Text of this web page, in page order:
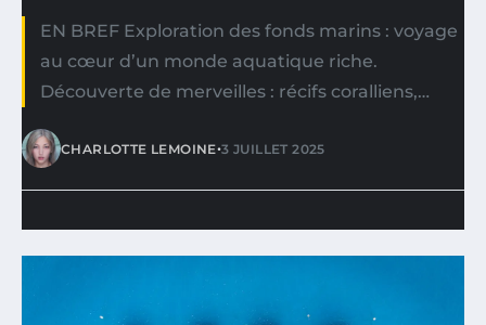
EN BREF Exploration des fonds marins : voyage
au cœur d’un monde aquatique riche.
Découverte de merveilles : récifs coralliens,…
CHARLOTTE LEMOINE•3 JUILLET 2025